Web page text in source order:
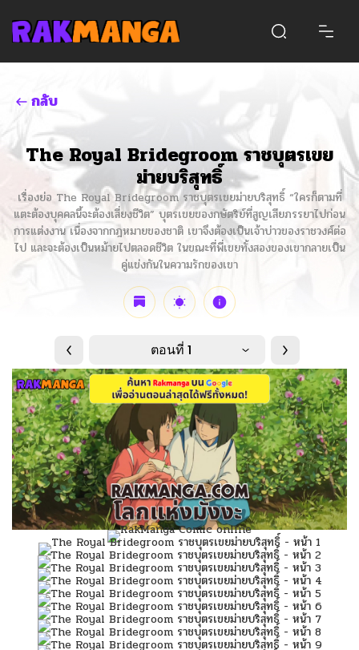
กลับ
The Royal Bridegroom ราชบุตรเขย
ม่ายบริสุทธิ์
เรื่องย่อ The Royal Bridegroom ราชบุตรเขยม่ายบริสุทธิ์ “ใครก็ตามที่
แตะต้องบุคคลนี้จะต้องเสี่ยงชีวิต” บุตรเขยของกษัตริย์ที่สูญเสียภรรยาไปก่อน
การแต่งงาน เนื่องจากกฎหมายของชาติ เขาจึงต้องเป็นเจ้าบ่าวของราชวงศ์ต่อ
ไป และจะต้องเป็นหม้ายไปตลอดชีวิต ในขณะที่พี่เขยทั้งสองของเขากลายเป็น
คู่แข่งกันในความรักของเขา
ตอนที่ 1